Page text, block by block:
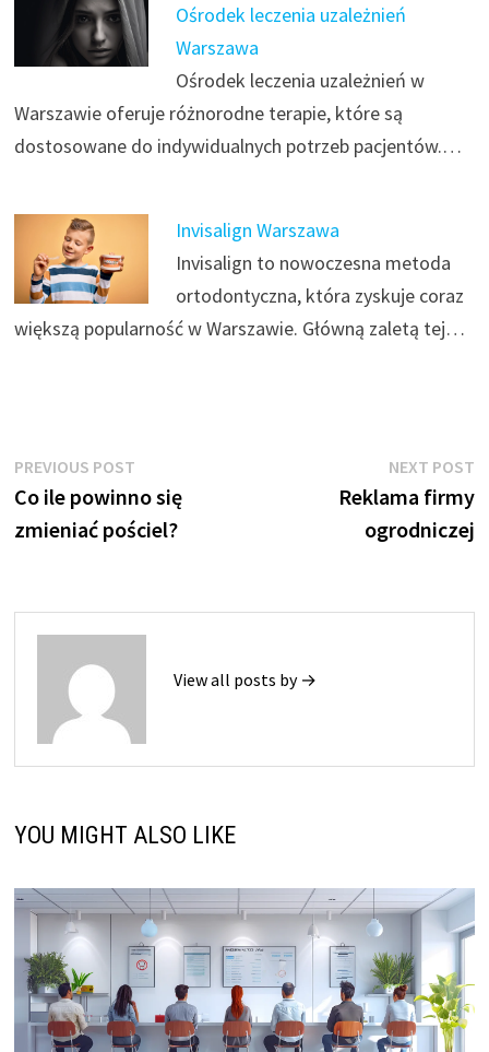
Ośrodek leczenia uzależnień
Warszawa
Ośrodek leczenia uzależnień w
Warszawie oferuje różnorodne terapie, które są
dostosowane do indywidualnych potrzeb pacjentów.…
Invisalign Warszawa
Invisalign to nowoczesna metoda
ortodontyczna, która zyskuje coraz
większą popularność w Warszawie. Główną zaletą tej…
Nawigacja
wpisu
PREVIOUS POSTPrevious
post:
Co ile powinno się
zmieniać pościel?
NEXT POST
Reklama firmy
ogrodniczej
View all posts by →
YOU MIGHT ALSO LIKE